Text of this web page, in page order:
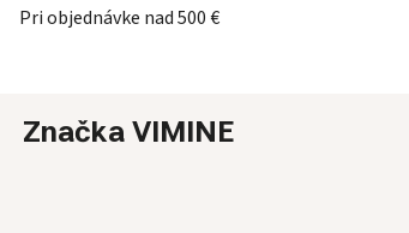
Pri objednávke nad 500 €
Značka VIMINE